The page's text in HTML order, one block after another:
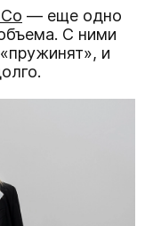
— еще одно
С ними
и